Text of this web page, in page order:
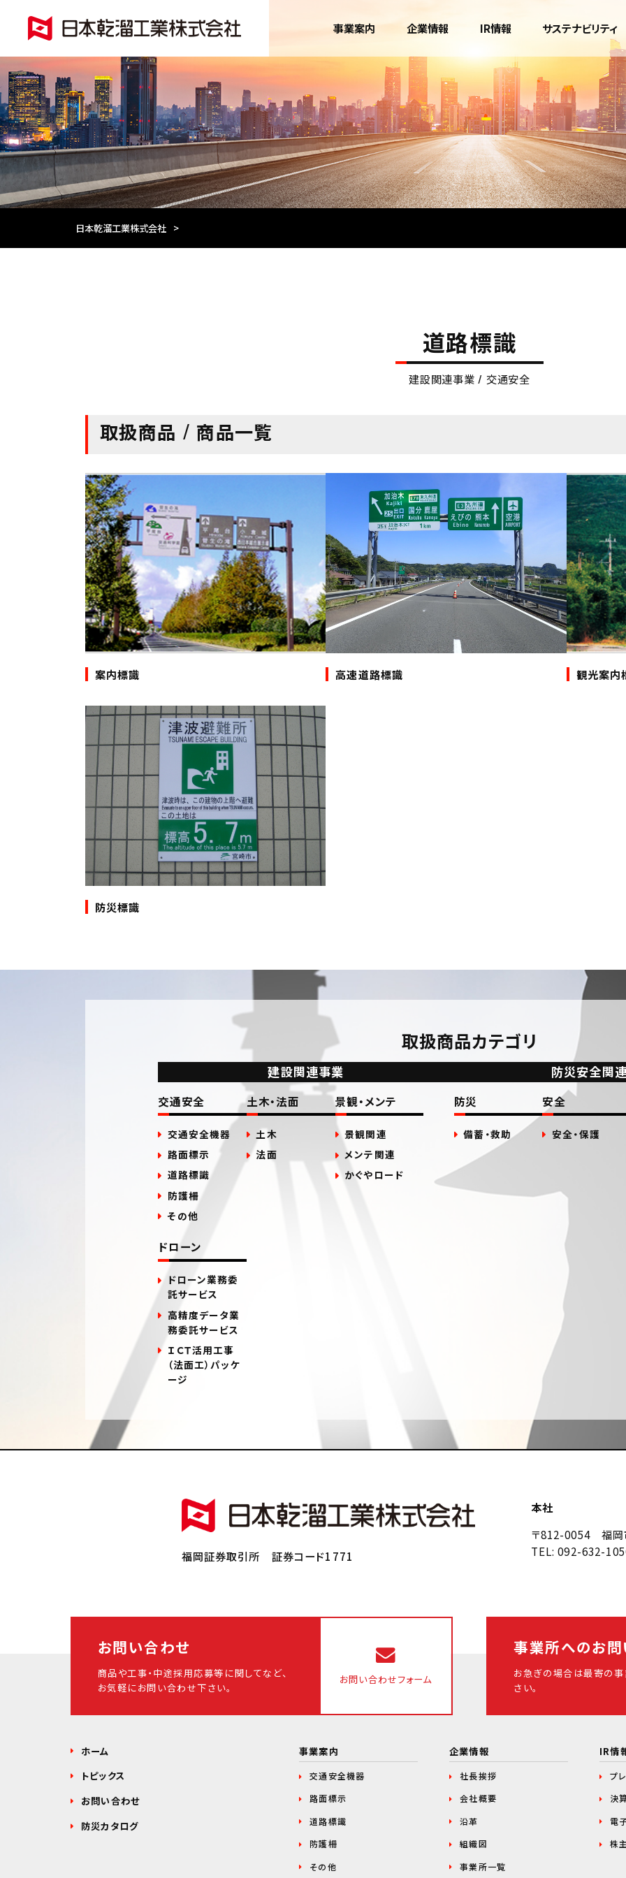
事業案内 企業情報 IR情報 サステナビリティ
日本乾溜工業株式会社 >
道路標識
建設関連事業 / 交通安全
取扱商品 / 商品一覧
案内標識 高速道路標識 観光案内
防災標識
取扱商品カテゴリ
建設関連事業
交通安全
交通安全機器
路面標示
道路標識
防護柵
その他
土木・法面
土木
法面
景観・メンテ
景観関連
メンテ関連
かぐやロード
ドローン
ドローン業務委
託サービス
高精度データ業
務委託サービス
ＩＣＴ活用工事
（法面工）パッケ
ージ
防災安全関
防災
備蓄・救助
安全
安全・保護
福岡証券取引所 証券コード1771
本社
〒812-0054 福岡
TEL: 092-632-
お問い合わせ
商品や工事・中途採用応募等に関してなど、
お気軽にお問い合わせ下さい。
お問い合わせフォーム
事業所へのお
お急ぎの場合は最寄の
さい。
ホーム
トピックス
お問い合わせ
防災カタログ
事業案内
交通安全機器
路面標示
道路標識
防護柵
その他
企業情報
社長挨拶
会社概要
沿革
組織図
事業所一覧
IR情
プ
決
電
株